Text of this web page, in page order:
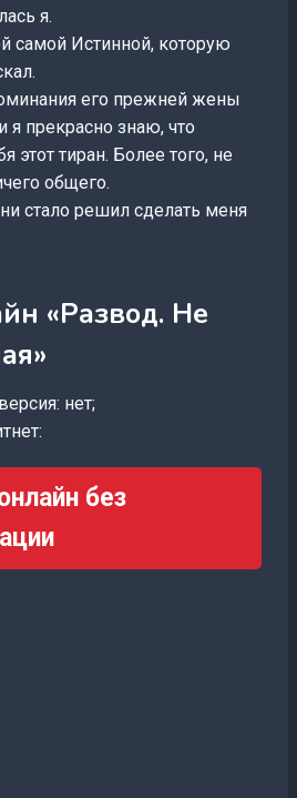
я.
самой Истинной, которую
его прежней жены
я прекрасно знаю, что
этот тиран. Более того, не
общего.
стало решил сделать меня
«Развод. Не
нет;
без